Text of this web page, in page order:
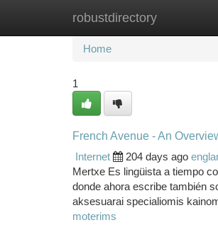
robustdirectory
Home New Site Listings
Home
1
French Avenue - An
Internet
204 days ago
Mertxe Es lingüista a tiempo
donde ahora escribe también
aksesuarai specialiomis
moterims